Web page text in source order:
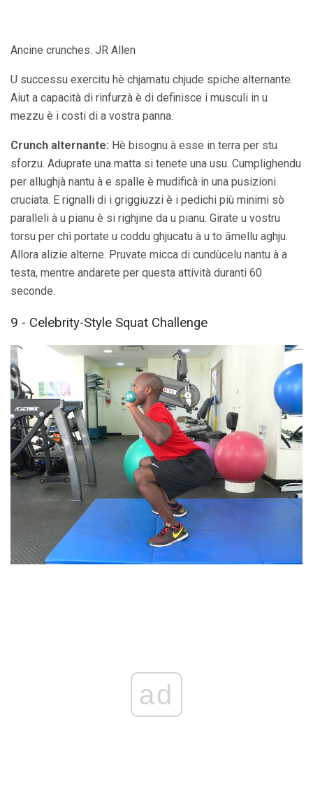
Ancine crunches. JR Allen
U successu exercitu hè chjamatu chjude spiche alternante.
Aiut a capacità di rinfurzà è di definisce i musculi in u
mezzu è i costi di a vostra panna.
Crunch alternante: Hè bisognu à esse in terra per stu
sforzu. Aduprate una matta si tenete una usu. Cumplighendu
per allughjà nantu à e spalle è mudificà in una pusizioni
cruciata. E rignalli di i griggiuzzi è i pedichi più minimi sò
paralleli à u pianu è si righjine da u pianu. Girate u vostru
torsu per chì portate u coddu ghjucatu à u to āmellu aghju.
Allora alizie alterne. Pruvate micca di cundùcelu nantu à a
testa, mentre andarete per questa attività duranti 60
seconde.
9 - Celebrity-Style Squat Challenge
ad